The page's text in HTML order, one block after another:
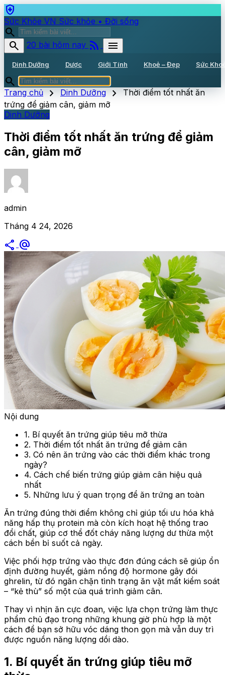
health_and_safety
Sức Khỏe VN Sức khỏe • Đời sống
search
search
20 bài hôm nay rss_feed menu
Dinh Dưỡng Dược Giới Tính Khoẻ – Đẹp Sức
search
Trang chủ chevron_right Dinh Dưỡng chevron_right Thời điểm tốt nhất ăn
trứng để giảm cân, giảm mỡ
Dinh Dưỡng
Thời điểm tốt nhất ăn trứng để giảm
cân, giảm mỡ
admin
Tháng 4 24, 2026
share alternate_email
Nội dung
1. Bí quyết ăn trứng giúp tiêu mỡ thừa
2. Thời điểm tốt nhất ăn trứng để giảm cân
3. Có nên ăn trứng vào các thời điểm khác trong
ngày?
4. Cách chế biến trứng giúp giảm cân hiệu quả
nhất
5. Những lưu ý quan trọng để ăn trứng an toàn
Ăn trứng đúng thời điểm không chỉ giúp tối ưu hóa khả
năng hấp thụ protein mà còn kích hoạt hệ thống trao
đổi chất, giúp cơ thể đốt cháy năng lượng dư thừa một
cách bền bỉ suốt cả ngày.
Việc phối hợp trứng vào thực đơn đúng cách sẽ giúp ổn
định đường huyết, giảm nồng độ hormone gây đói
ghrelin, từ đó ngăn chặn tình trạng ăn vặt mất kiểm soát
– “kẻ thù” số một của quá trình giảm cân.
Thay vì nhịn ăn cực đoan, việc lựa chọn trứng làm thực
phẩm chủ đạo trong những khung giờ phù hợp là một
cách để bạn sở hữu vóc dáng thon gọn mà vẫn duy trì
được nguồn năng lượng dồi dào.
1. Bí quyết ăn trứng giúp tiêu mỡ